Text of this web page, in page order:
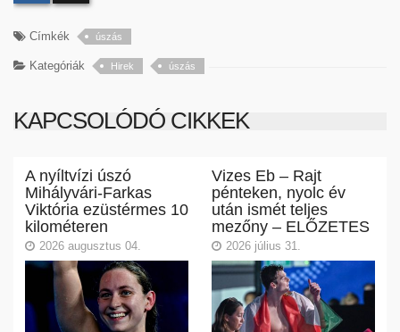
Címkék úszás
Kategóriák Hirek úszás
KAPCSOLÓDÓ CIKKEK
A nyíltvízi úszó
Mihályvári-Farkas
Viktória ezüstérmes 10
kilométeren
2026 augusztus 04.
Vizes Eb – Rajt
pénteken, nyolc év
után ismét teljes
mezőny – ELŐZETES
2026 július 31.